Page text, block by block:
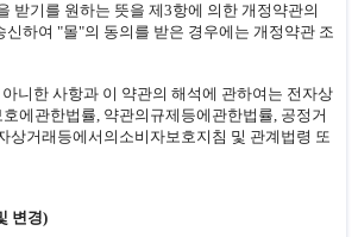
받기를 원하는 뜻을 제3항에 의한 개정약관의
신하여 "몰"의 동의를 받은 경우에는 개정약관 조
니한 사항과 이 약관의 해석에 관하여는 전자상
에관한법률, 약관의규제등에관한법률, 공정거
상거래등에서의소비자보호지침 및 관계법령 또
변경)